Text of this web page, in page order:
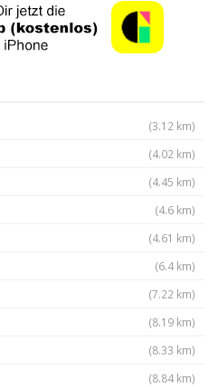
(3.12 km)
(4.02 km)
(4.45 km)
(4.6 km)
(4.61 km)
(6.4 km)
(7.22 km)
(8.19 km)
(8.33 km)
(8.84 km)